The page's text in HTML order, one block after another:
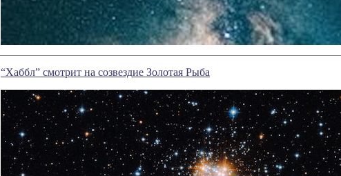
“Хаббл” смотрит на созвездие Золотая Рыба